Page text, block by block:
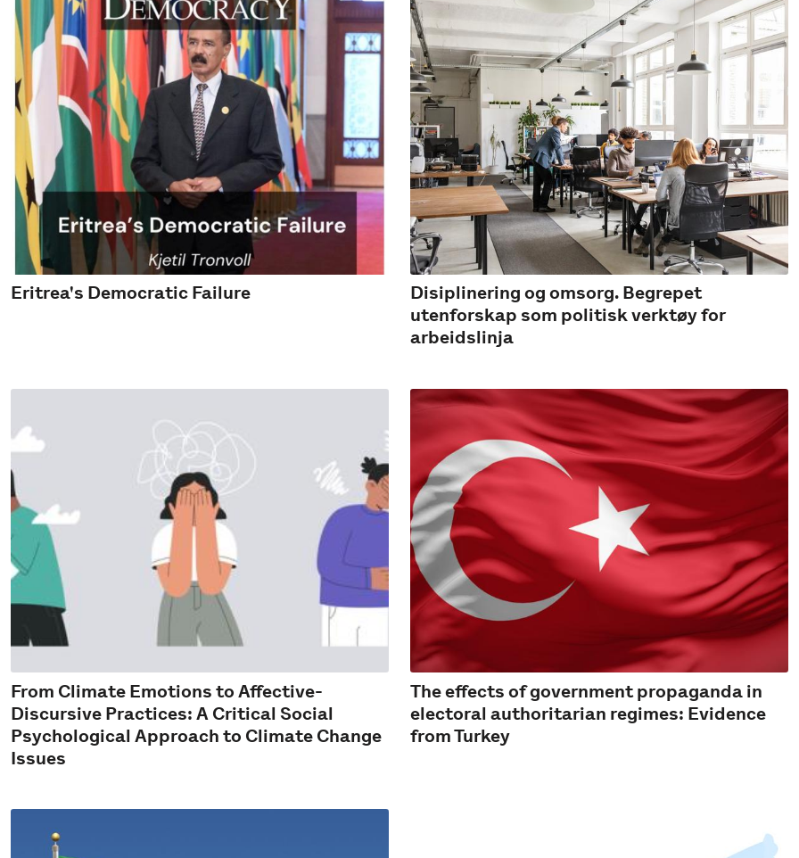
Eritrea's Democratic Failure
Disiplinering og omsorg. Begrepet
utenforskap som politisk verktøy for
arbeidslinja
From Climate Emotions to Affective-
Discursive Practices: A Critical Social
Psychological Approach to Climate Change
Issues
The effects of government propaganda in
electoral authoritarian regimes: Evidence
from Turkey